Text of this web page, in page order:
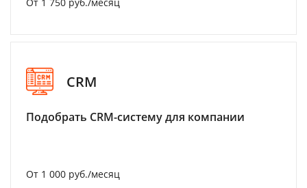
CRM
Подобрать CRM-систему для компании
От 1 000 руб./месяц